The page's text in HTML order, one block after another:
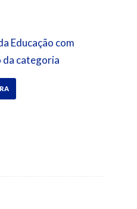
Educação com
da categoria